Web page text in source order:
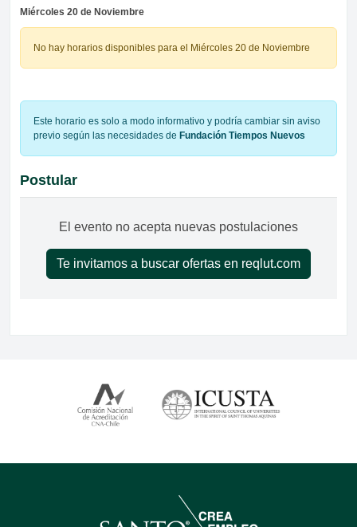
Miércoles 20 de Noviembre
No hay horarios disponibles para el Miércoles 20 de Noviembre
Este horario es solo a modo informativo y podría cambiar sin aviso
previo según las necesidades de Fundación Tiempos Nuevos
Postular
El evento no acepta nuevas postulaciones
Te invitamos a buscar ofertas en reqlut.com